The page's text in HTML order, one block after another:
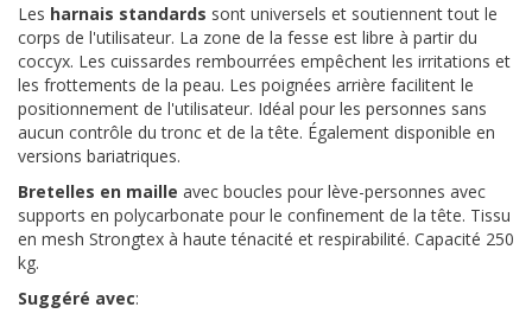
Les harnais standards sont universels et soutiennent tout le
corps de l'utilisateur. La zone de la fesse est libre à partir du
coccyx. Les cuissardes rembourrées empêchent les irritations et
les frottements de la peau. Les poignées arrière facilitent le
positionnement de l'utilisateur. Idéal pour les personnes sans
aucun contrôle du tronc et de la tête. Également disponible en
versions bariatriques.
Bretelles en maille avec boucles pour lève-personnes avec
supports en polycarbonate pour le confinement de la tête. Tissu
en mesh Strongtex à haute ténacité et respirabilité. Capacité 250
kg.
Suggéré avec: